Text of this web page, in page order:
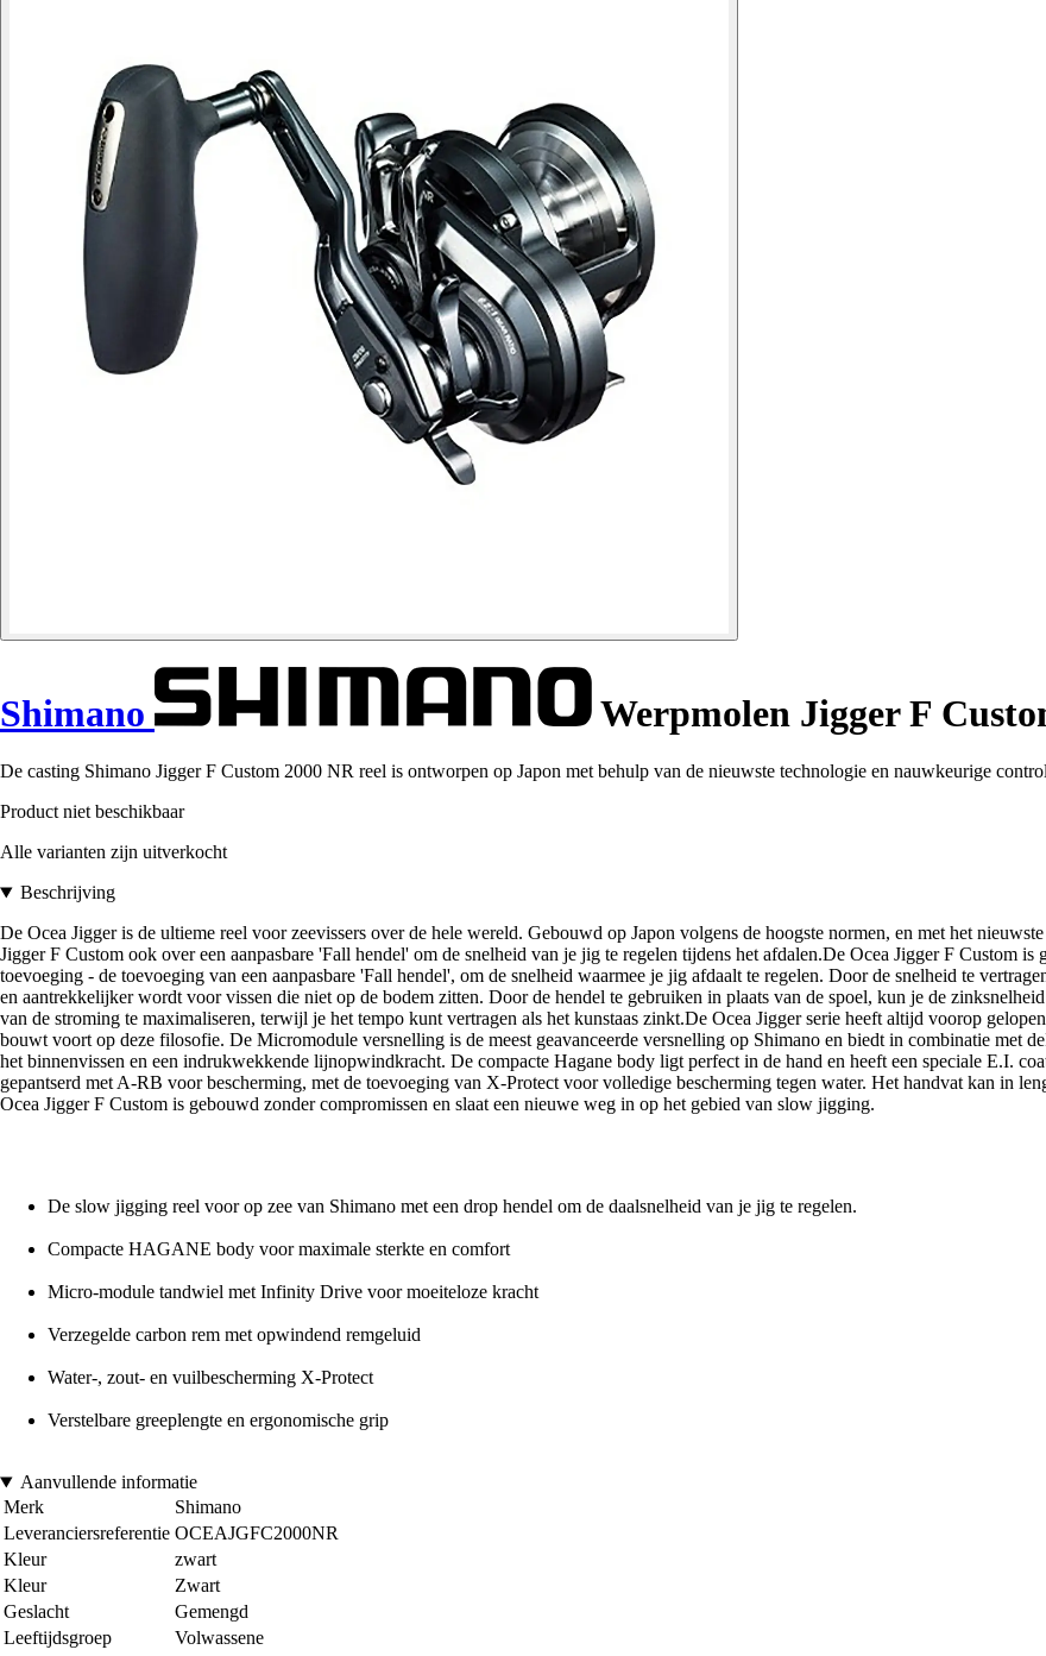
Shimano Werpmolen Jigger F
De casting Shimano Jigger F Custom 2000 NR reel is ontworpen op Japon met behulp van de nieuwste technologie en nauwkeurige
Product niet beschikbaar
Alle varianten zijn uitverkocht
Beschrijving
De Ocea Jigger is de ultieme reel voor zeevissers over de hele wereld. Gebouwd op Japon volgens de hoogste normen, en met het
Jigger F Custom ook over een aanpasbare 'Fall hendel' om de snelheid van je jig te regelen tijdens het afdalen.De Ocea Jigger F Custom is
toevoeging - de toevoeging van een aanpasbare 'Fall hendel', om de snelheid waarmee je jig afdaalt te regelen. Door de snelheid te
en aantrekkelijker wordt voor vissen die niet op de bodem zitten. Door de hendel te gebruiken in plaats van de spoel, kun je de
van de stroming te maximaliseren, terwijl je het tempo kunt vertragen als het kunstaas zinkt.De Ocea Jigger serie heeft altijd voorop
bouwt voort op deze filosofie. De Micromodule versnelling is de meest geavanceerde versnelling op Shimano en biedt in combinatie met
het binnenvissen en een indrukwekkende lijnopwindkracht. De compacte Hagane body ligt perfect in de hand en heeft een speciale E.I.
gepantserd met A-RB voor bescherming, met de toevoeging van X-Protect voor volledige bescherming tegen water. Het handvat kan in
Ocea Jigger F Custom is gebouwd zonder compromissen en slaat een nieuwe weg in op het gebied van slow jigging.
De slow jigging reel voor op zee van Shimano met een drop hendel om de daalsnelheid van je jig te regelen.
Compacte HAGANE body voor maximale sterkte en comfort
Micro-module tandwiel met Infinity Drive voor moeiteloze kracht
Verzegelde carbon rem met opwindend remgeluid
Water-, zout- en vuilbescherming X-Protect
Verstelbare greeplengte en ergonomische grip
Aanvullende informatie
Merk
Shimano
Leveranciersreferentie OCEAJGFC2000NR
Kleur
zwart
Kleur
Zwart
Geslacht
Gemengd
Leeftijdsgroep
Volwassene